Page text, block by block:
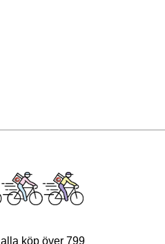
köp över 799